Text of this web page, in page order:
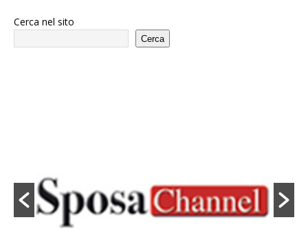
Cerca nel sito
Cerca